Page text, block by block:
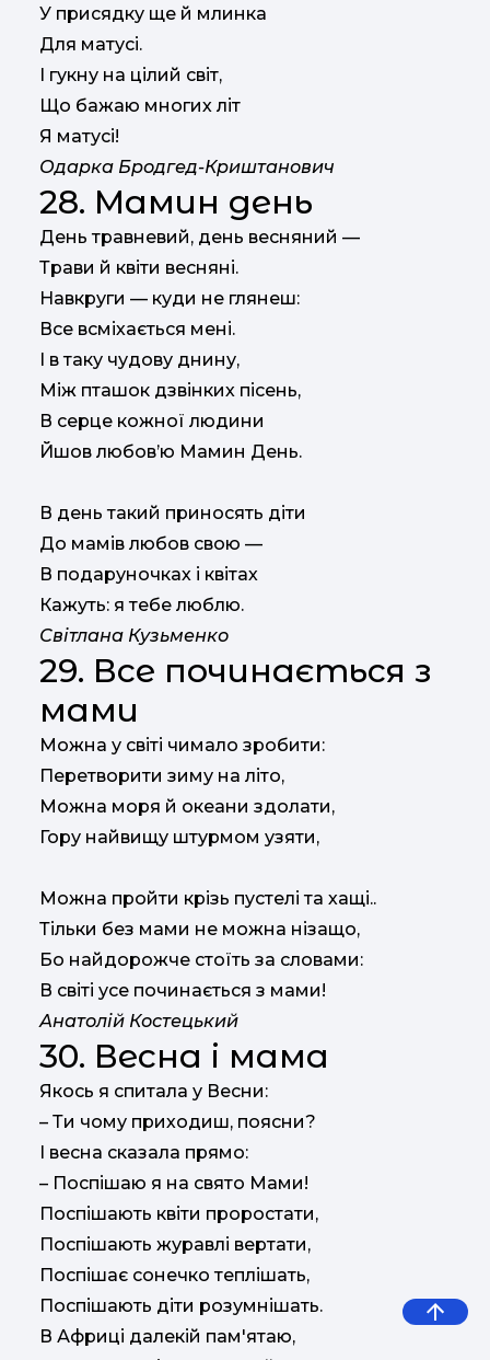
У присядку ще й млинка
Для матусі.
І гукну на цілий світ,
Що бажаю многих літ
Я матусі!
Одарка Бродгед-Криштанович
28. Мамин день
День травневий, день весняний —
Трави й квіти весняні.
Навкруги — куди не глянеш:
Все всміхається мені.
І в таку чудову днину,
Між пташок дзвінких пісень,
В серце кожної людини
Йшов любов’ю Мамин День.
В день такий приносять діти
До мамів любов свою —
В подаруночках і квітах
Кажуть: я тебе люблю.
Світлана Кузьменко
29. Все починається з
мами
Можна у світі чимало зробити:
Перетворити зиму на літо,
Можна моря й океани здолати,
Гору найвищу штурмом узяти,
Можна пройти крізь пустелі та хащі..
Тільки без мами не можна нізащо,
Бо найдорожче стоїть за словами:
В світі усе починається з мами!
Анатолій Костецький
30. Весна і мама
Якось я спитала у Весни:
– Ти чому приходиш, поясни?
І весна сказала прямо:
– Поспішаю я на свято Мами!
Поспішають квіти проростати,
Поспішають журавлі вертати,
Поспішає сонечко теплішать,
Поспішають діти розумнішать.
В Африці далекій пам'ятаю,